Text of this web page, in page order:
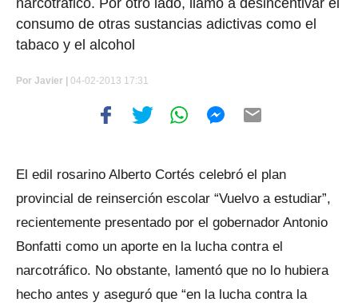
narcotráfico. Por otro lado, llamó a desincentivar el
consumo de otras sustancias adictivas como el
tabaco y el alcohol
Por Javier | 04-02-2013 17:31
El edil rosarino Alberto Cortés celebró el plan
provincial de reinserción escolar “Vuelvo a estudiar”,
recientemente presentado por el gobernador Antonio
Bonfatti como un aporte en la lucha contra el
narcotráfico. No obstante, lamentó que no lo hubiera
hecho antes y aseguró que “en la lucha contra la